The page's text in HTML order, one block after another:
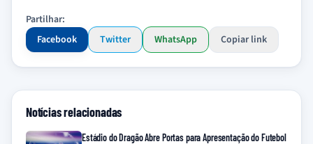
Partilhar:
Facebook
Twitter WhatsApp Copiar link
Notícias relacionadas
Estádio do Dragão Abre Portas para Apresentação do Futebol